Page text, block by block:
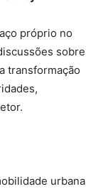
próprio no
sobre
transformação
urbana